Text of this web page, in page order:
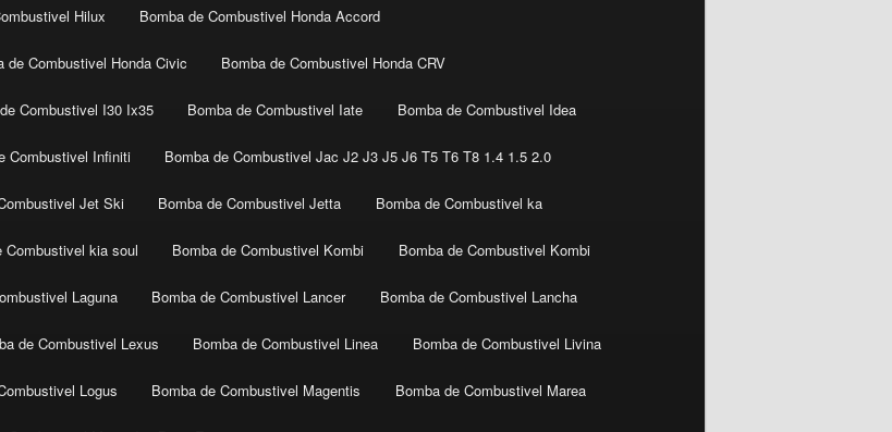
Hilux Bomba de Combustivel Honda Accord
de Combustivel Honda Civic Bomba de Combustivel Honda CRV
Combustivel I30 Ix35 Bomba de Combustivel Iate Bomba de Combustivel Idea
Combustivel Infiniti Bomba de Combustivel Jac J2 J3 J5 J6 T5 T6 T8 1.4 1.5 2.0
Jet Ski Bomba de Combustivel Jetta Bomba de Combustivel ka
Combustivel kia soul Bomba de Combustivel Kombi Bomba de Combustivel Kombi
Laguna Bomba de Combustivel Lancer Bomba de Combustivel Lancha
de Combustivel Lexus Bomba de Combustivel Linea Bomba de Combustivel Livina
Logus Bomba de Combustivel Magentis Bomba de Combustivel Marea